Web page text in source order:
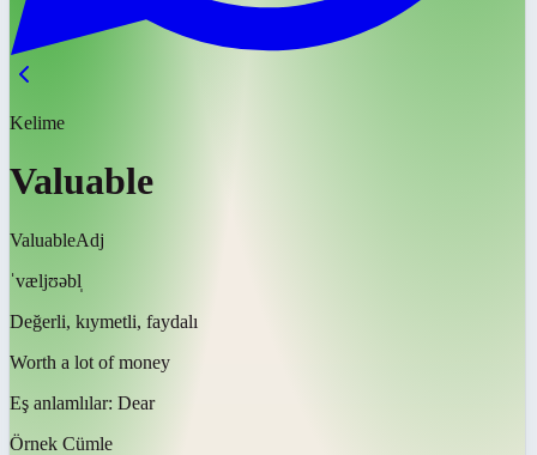
Kelime
Valuable
ValuableAdj
ˈvæljʊəbl̩
Değerli, kıymetli, faydalı
Worth a lot of money
Eş anlamlılar: Dear
Örnek Cümle